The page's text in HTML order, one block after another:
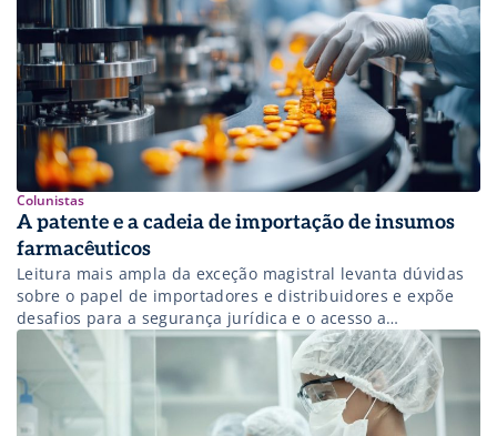
Colunistas
A patente e a cadeia de importação de insumos
farmacêuticos
Leitura mais ampla da exceção magistral levanta dúvidas
sobre o papel de importadores e distribuidores e expõe
desafios para a segurança jurídica e o acesso a
medicamentos.